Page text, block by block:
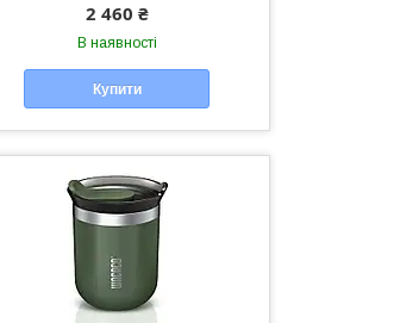
2 460 ₴
В наявності
Купити